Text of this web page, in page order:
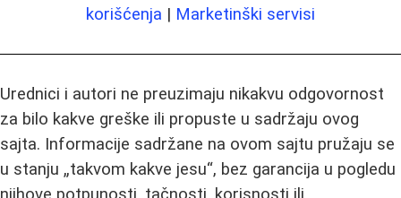
korišćenja | Marketinški servisi
Urednici i autori ne preuzimaju nikakvu odgovornost
za bilo kakve greške ili propuste u sadržaju ovog
sajta. Informacije sadržane na ovom sajtu pružaju se
u stanju „takvom kakve jesu“, bez garancija u pogledu